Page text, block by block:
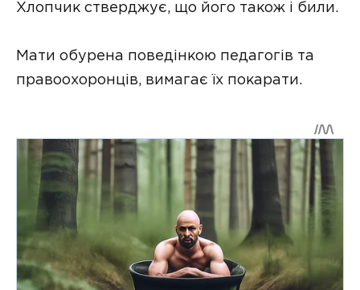
Хлопчик стверджує, що його також і били.
Мати обурена поведінкою педагогів та
правоохоронців, вимагає їх покарати.